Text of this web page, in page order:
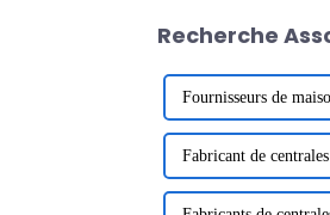
Recherche
Fournisseurs de
Fabricant de